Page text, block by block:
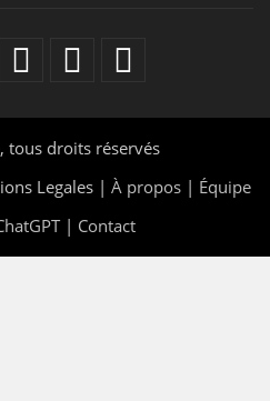
, tous droits réservés
Legales | À propos | Équipe
| Contact